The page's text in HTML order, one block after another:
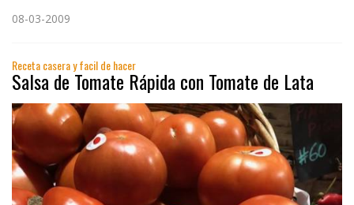
08-03-2009
Receta casera y facil de hacer
Salsa de Tomate Rápida con Tomate de Lata